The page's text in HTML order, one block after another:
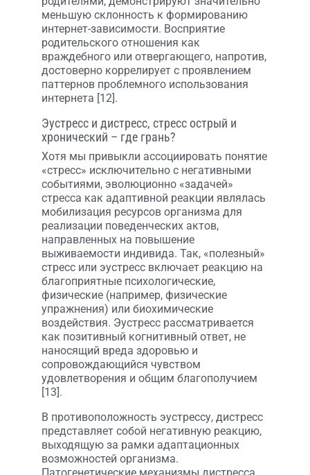
меньшую склонность к формированию
интернет-зависимости. Восприятие
родительского отношения как
враждебного или отвергающего, напротив,
достоверно коррелирует с проявлением
паттернов проблемного использования
интернета [12].
Эустресс и дистресс, стресс острый и
хронический – где грань?
Хотя мы привыкли ассоциировать понятие
«стресс» исключительно с негативными
событиями, эволюционно «задачей»
стресса как адаптивной реакции являлась
мобилизация ресурсов организма для
реализации поведенческих актов,
направленных на повышение
выживаемости индивида. Так, «полезный»
стресс или эустресс включает реакцию на
благоприятные психологические,
физические (например, физические
упражнения) или биохимические
воздействия. Эустресс рассматривается
как позитивный когнитивный ответ, не
наносящий вреда здоровью и
сопровождающийся чувством
удовлетворения и общим благополучием
[13].
В противоположность эустрессу, дистресс
представляет собой негативную реакцию,
выходящую за рамки адаптационных
возможностей организма.
Патогенетические механизмы дистресса